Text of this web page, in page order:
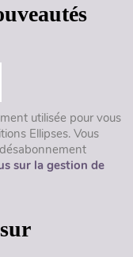
utilisée pour vous
Ellipses. Vous
sur la gestion de